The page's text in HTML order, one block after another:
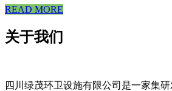
READ MORE
关于我们
四川绿茂环卫设施有限公司是一家集